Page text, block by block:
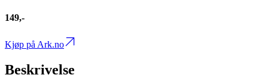
149,-
Kjøp på Ark.no
Beskrivelse